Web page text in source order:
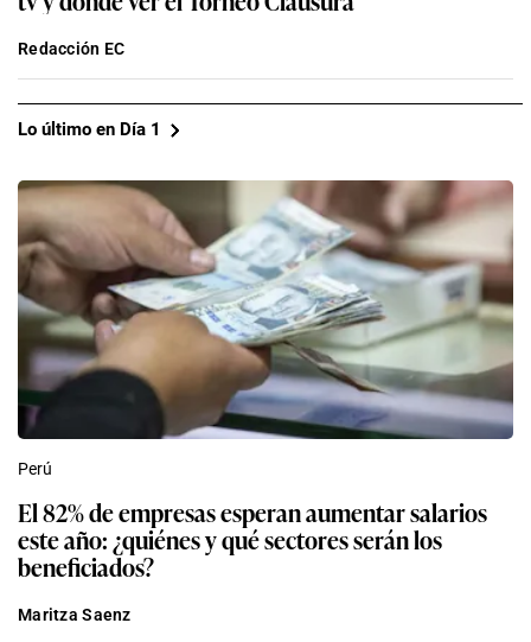
Redacción EC
Lo último en Día 1
Perú
El 82% de empresas esperan aumentar salarios
este año: ¿quiénes y qué sectores serán los
beneficiados?
Maritza Saenz